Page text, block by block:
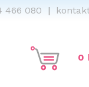
|
0